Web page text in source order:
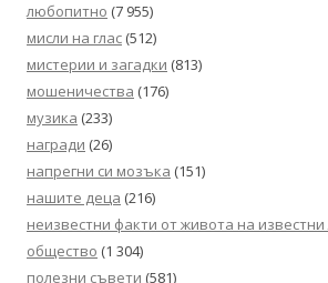
любопитно (7 955)
мисли на глас (512)
мистерии и загадки (813)
мошеничества (176)
музика (233)
награди (26)
напрегни си мозъка (151)
нашите деца (216)
неизвестни факти от живота на известни
общество (1 304)
полезни съвети (581)